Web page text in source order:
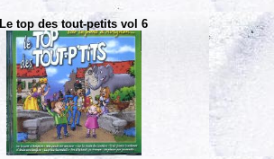
Le top des tout-petits vol 6